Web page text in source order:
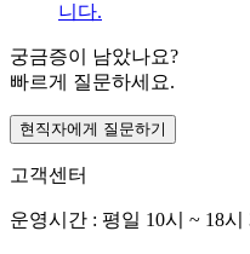
니다.
궁금증이 남았나요?
빠르게 질문하세요.
현직자에게 질문하기
고객센터
운영시간 : 평일 10시 ~ 18